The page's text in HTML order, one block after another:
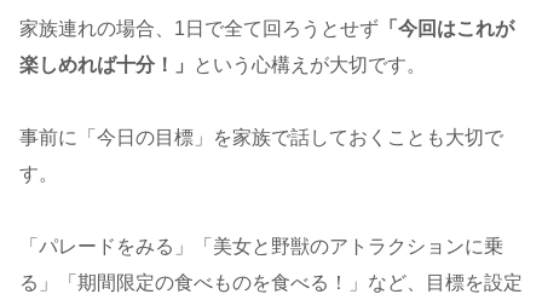
家族連れの場合、1日で全て回ろうとせず 「今回はこれが
楽しめれば十分！」
という心構えが大切です。
事前に「今日の目標」を家族で話しておくことも大切で
す。
「パレードをみる」「美女と野獣のアトラクションに乗
る」「期間限定の食べものを食べる！」など、目標を設定